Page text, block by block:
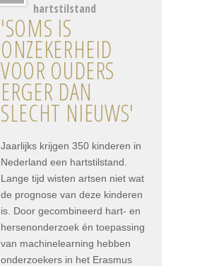
hartstilstand
'SOMS IS
ONZEKERHEID
VOOR OUDERS
ERGER DAN
SLECHT NIEUWS'
Jaarlijks krijgen 350 kinderen in
Nederland een hartstilstand.
Lange tijd wisten artsen niet wat
de prognose van deze kinderen
is. Door gecombineerd hart- en
hersenonderzoek én toepassing
van machinelearning hebben
onderzoekers in het Erasmus